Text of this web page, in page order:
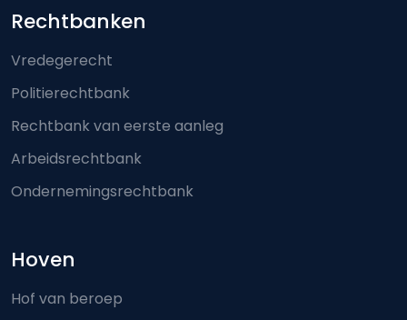
Footer-menu
Rechtbanken
Vredegerecht
Politierechtbank
Rechtbank van eerste aanleg
Arbeidsrechtbank
Ondernemingsrechtbank
Hoven
Hof van beroep